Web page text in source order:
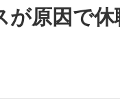
が原因で